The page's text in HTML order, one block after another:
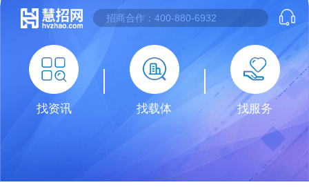
找资讯 找载体 找服务